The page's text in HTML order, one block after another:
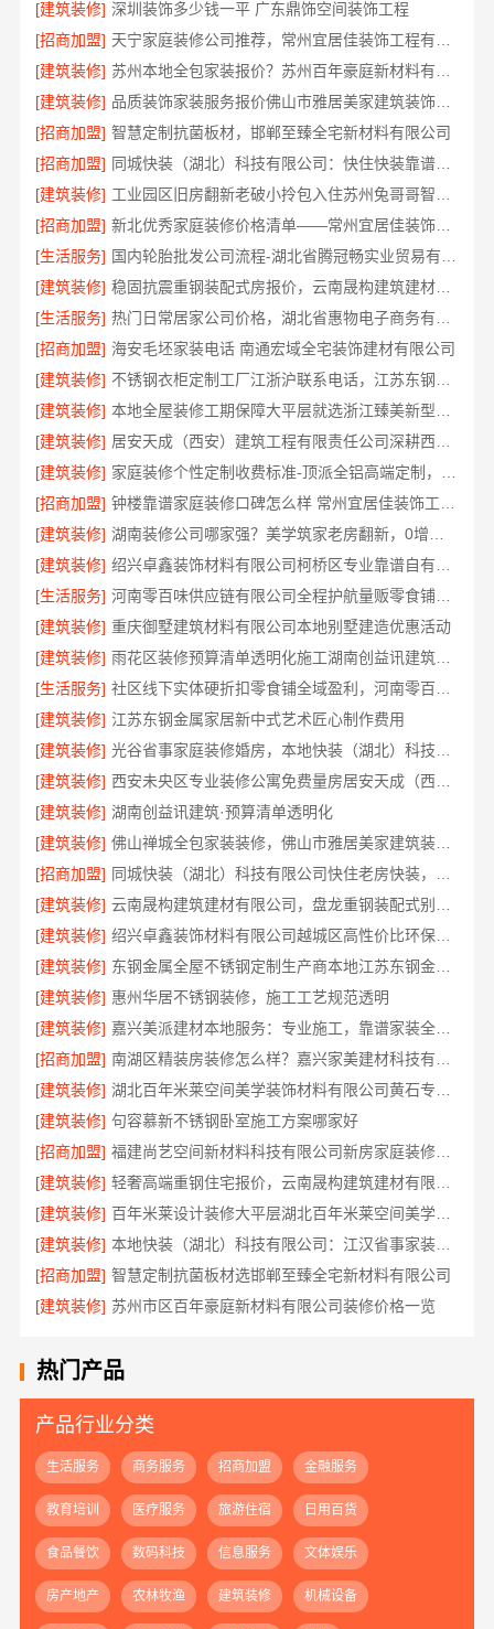
[建筑装修] 深圳装饰多少钱一平 广东鼎饰空间装饰工程
[招商加盟]
[建筑装修]
[建筑装修]
品质装饰家装服务报价佛山市雅居美家建筑装饰工程有限公司
[招商加盟] 智慧定制抗菌板材，邯郸至臻全宅新材料有限公司
[招商加盟]
同城快装（湖北）科技有限公司：快住快装靠谱吗？省心老房翻新工期保障
[建筑装修]
[招商加盟]
新北优秀家庭装修价格清单——常州宜居佳装饰工程有限公司
[生活服务]
[建筑装修]
稳固抗震重钢装配式房报价，云南晟构建筑建材有限公司公开透明
[生活服务]
[招商加盟] 海安毛坯家装电话 南通宏域全宅装饰建材有限公司
[建筑装修]
[建筑装修]
[建筑装修]
[建筑装修]
[招商加盟]
[建筑装修]
[建筑装修]
[生活服务]
河南零百味供应链有限公司全程护航量贩零食铺无忧经营
[建筑装修] 重庆御墅建筑材料有限公司本地别墅建造优惠活动
[建筑装修]
雨花区装修预算清单透明化施工湖南创益讯建筑有限公司
[生活服务]
[建筑装修] 江苏东钢金属家居新中式艺术匠心制作费用
[建筑装修]
[建筑装修]
[建筑装修] 湖南创益讯建筑·预算清单透明化
[建筑装修]
佛山禅城全包家装装修，佛山市雅居美家建筑装饰工程有限公司
[招商加盟]
[建筑装修]
[建筑装修]
绍兴卓鑫装饰材料有限公司越城区高性价比环保家装
[建筑装修]
东钢金属全屋不锈钢定制生产商本地江苏东钢金属科技有限公司
[建筑装修] 惠州华居不锈钢装修，施工工艺规范透明
[建筑装修]
嘉兴美派建材本地服务：专业施工，靠谱家装全包装
[招商加盟]
[建筑装修]
[建筑装修] 句容慕新不锈钢卧室施工方案哪家好
[招商加盟]
福建尚艺空间新材料科技有限公司新房家庭装修硬装施工
[建筑装修]
[建筑装修]
百年米莱设计装修大平层湖北百年米莱空间美学装饰材料有限公司
[建筑装修]
本地快装（湖北）科技有限公司：江汉省事家装，老房翻新快人一步
[招商加盟] 智慧定制抗菌板材选邯郸至臻全宅新材料有限公司
[建筑装修] 苏州市区百年豪庭新材料有限公司装修价格一览
热门产品
产品行业分类
生活服务 商务服务 招商加盟 金融服务
教育培训 医疗服务 旅游住宿 日用百货
食品餐饮 数码科技 信息服务 文体娱乐
房产地产 农林牧渔 建筑装修 机械设备